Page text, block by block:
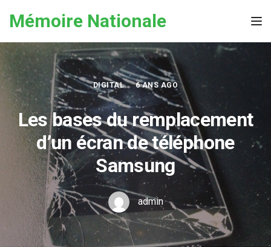
Mémoire Nationale
DIGITAL 6 ANS AGO
Les bases du remplacement
d’un écran de téléphone
Samsung
admin